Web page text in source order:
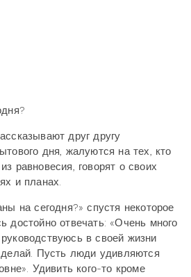
друг другу
дня, жалуются на тех, кто
равновесия, говорят о своих
и планах.
на сегодня?» спустя некоторое
достойно отвечать: «Очень много
в своей жизни
Пусть люди удивляются
Удивить кого-то кроме